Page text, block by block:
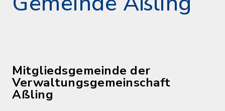
Mitgliedsgemeinde der
Verwaltungsgemeinschaft
Aßling